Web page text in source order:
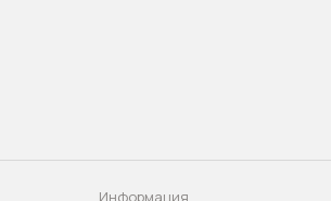
Информация